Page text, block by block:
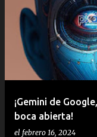
¡Gemini de
boca abierta!
el febrero 16, 2024